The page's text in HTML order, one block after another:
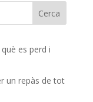
es perd i
un repàs de tot